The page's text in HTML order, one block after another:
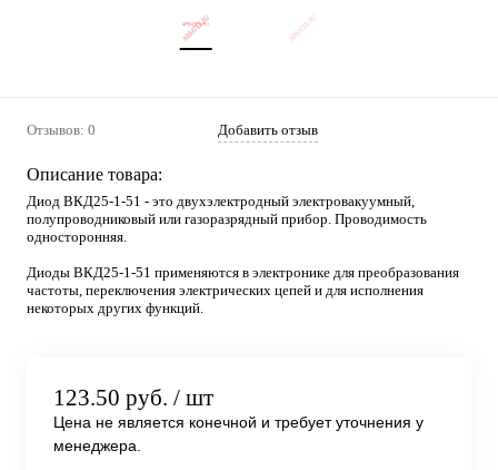
Отзывов: 0 Добавить отзыв
Описание товара:
Диод ВКД25-1-51 - это двухэлектродный электровакуумный,
полупроводниковый или газоразрядный прибор. Проводимость
односторонняя.
Диоды ВКД25-1-51 применяются в электронике для преобразования
частоты, переключения электрических цепей и для исполнения
некоторых других функций.
123.50 руб. / шт
Цена не является конечной и требует уточнения у
менеджера.